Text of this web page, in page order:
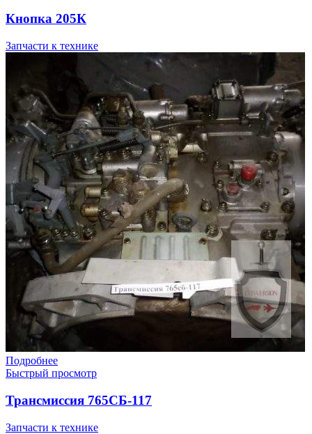
Кнопка 205К
Запчасти к технике
Подробнее
Быстрый просмотр
Трансмиссия 765СБ-117
Запчасти к технике